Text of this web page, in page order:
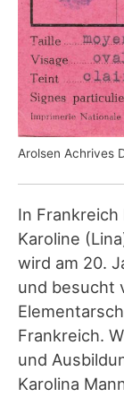
Arolsen Achrives
In
Karoline
wird am 20.
und besucht
Frankreich.
und
Karolina